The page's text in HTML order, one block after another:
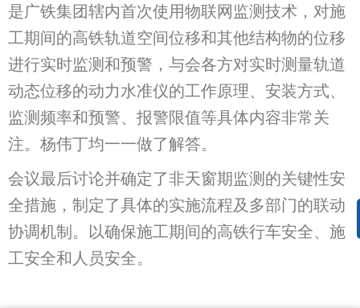
是广铁集团辖内首次使用物联网监测技术，对施
工期间的高铁轨道空间位移和其他结构物的位移
进行实时监测和预警，与会各方对实时测量轨道
动态位移的动力水准仪的工作原理、安装方式、
监测频率和预警、报警限值等具体内容非常关
注。杨伟丁均一一做了解答。
会议最后讨论并确定了非天窗期监测的关键性安
全措施，制定了具体的实施流程及多部门的联动
协调机制。以确保施工期间的高铁行车安全、施
工安全和人员安全。